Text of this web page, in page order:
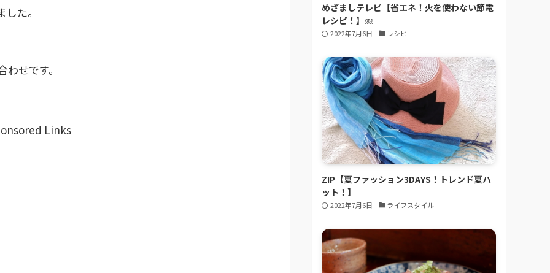
た。
せです。
Links
めざましテレビ【省エネ！火を使わない節電
レシピ！】￼
2022年7月6日 レシピ
ZIP【夏ファッション3DAYS！トレンド夏ハ
ット！】
2022年7月6日 ライフスタイル